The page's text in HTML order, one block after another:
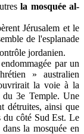
la mosquée al-
Jérusalem et le
de l'esplanade
jordanien.
par un
» australien
la voie à la
du 3e Temple. Une
détruites, ainsi que
côté Sud Est. Le
la mosquée en